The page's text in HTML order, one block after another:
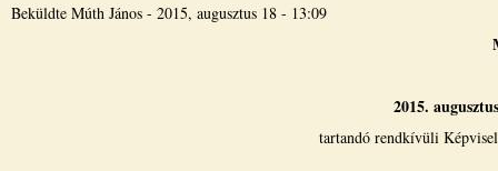
Beküldte Múth János - 2015, augusztus 18 - 13:09
2015.
tartandó rendkívüli